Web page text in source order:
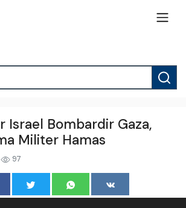
Israel Bombardir Gaza,
Militer Hamas
97